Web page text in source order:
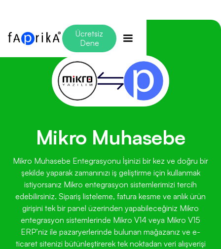
Ücretsiz
Dene
Mikro Muhasebe
Mikro Muhasebe Entegrasyonu İşinizi bir kez ve doğru bir
şekilde yaparak zamanınızı iş geliştirme için kullanmak
istiyorsanız Mikro entegrasyon sistemlerimizi tercih
edebilirsiniz. Sipariş listeleme, fatura kesme ve anlık ürün
girişini tek bir panel üzerinden yapabileceğiniz Mikro
entegrasyon sistemlerinde Mikro V14 veya Mikro V15
ERP’niz ile pazaryerlerinde bulunan mağazanız ve e-
ticaret sitenizi bütünleştirerek tek noktadan veri alışverişi